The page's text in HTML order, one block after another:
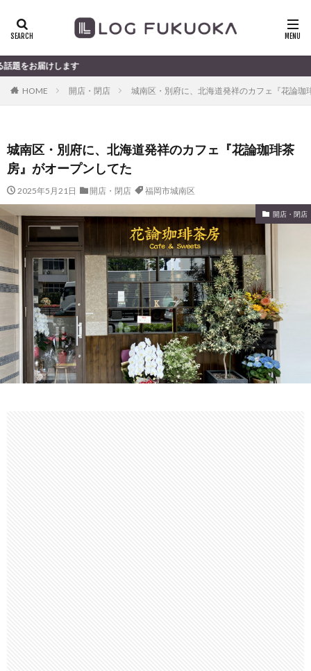
HOME 開店・閉店 城南区・別府に、北海道発祥のカフェ『花論珈
城南区・別府に、北海道発祥のカフェ『花論珈琲茶
房』がオープンしてた
2025年5月21日 開店・閉店 福岡市城南区
開店・閉店